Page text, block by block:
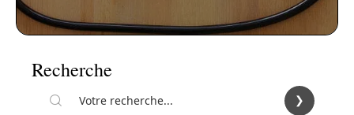
Recherche